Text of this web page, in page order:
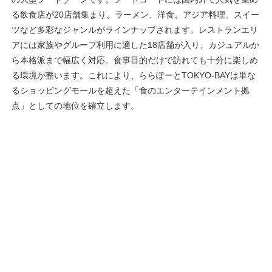
る飲食店が20店舗集まり、ラーメン、洋食、アジア料理、スイー
ツなど多彩なジャンルがラインナップされます。レストランエリ
アには家族やグループ利用に適した18店舗が入り、カジュアルか
ら本格派まで幅広く対応。食事目的だけで訪れても十分に楽しめ
る環境が整います。これにより、ららぽーとTOKYO-BAYは単な
るショッピングモールを超えた「食のエンターテインメント拠
点」としての地位を確立します。